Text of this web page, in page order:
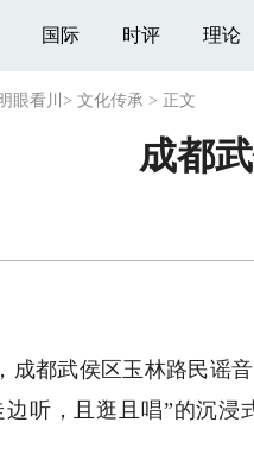
国际 时评 理论
眼看川 > 文化传承 > 正文
成都
都武侯区玉林路民谣音
听，且逛且唱”的沉